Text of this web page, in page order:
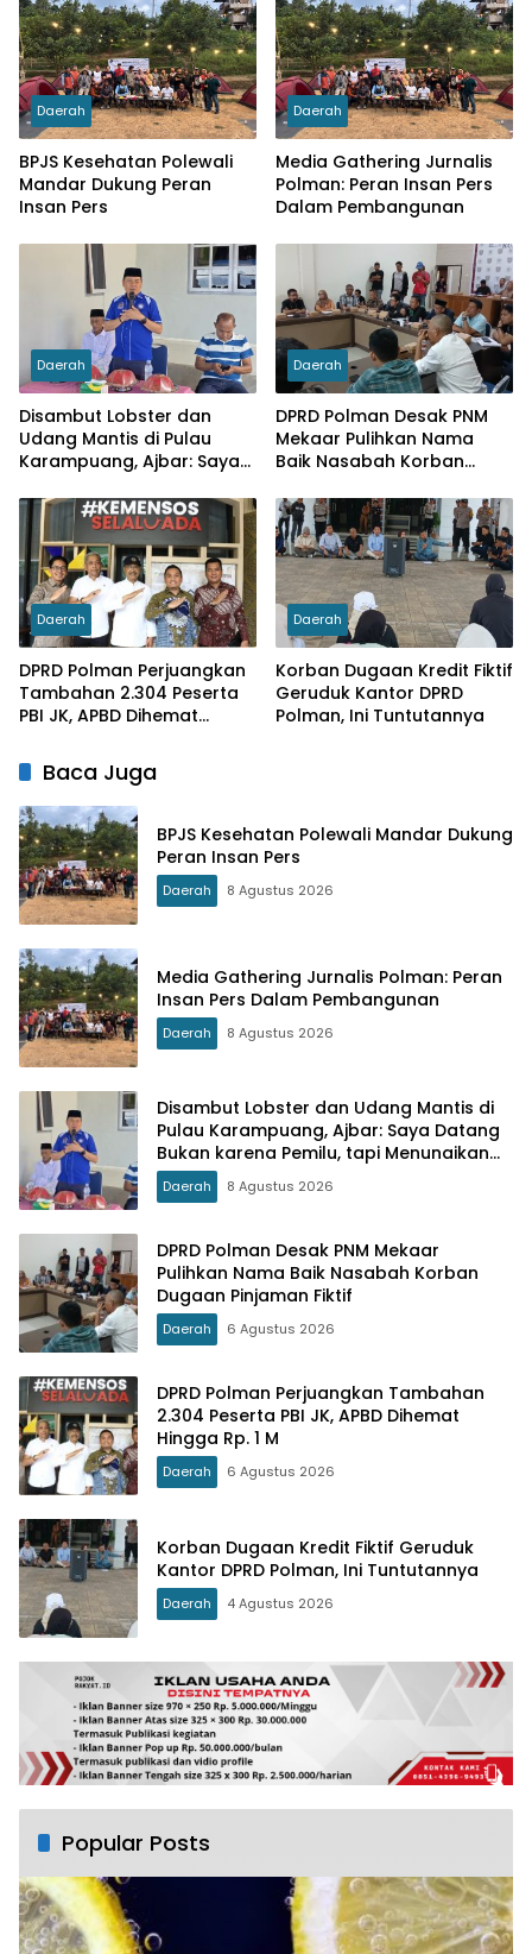
Daerah
BPJS Kesehatan Polewali
Mandar Dukung Peran
Insan Pers
Daerah
Media Gathering Jurnalis
Polman: Peran Insan Pers
Dalam Pembangunan
Daerah
Disambut Lobster dan
Udang Mantis di Pulau
Karampuang, Ajbar: Saya
Pemilu, tapi Menunaikan
Tanggung Jawab Moral
Daerah
DPRD Polman Desak PNM
Mekaar Pulihkan Nama
Baik Nasabah Korban
Daerah
DPRD Polman Perjuangkan
Tambahan 2.304 Peserta
PBI JK, APBD Dihemat
Daerah
Korban Dugaan Kredit Fiktif
Geruduk Kantor DPRD
Polman, Ini Tuntutannya
Baca Juga
BPJS Kesehatan Polewali Mandar Dukung
Peran Insan Pers
Daerah 8 Agustus 2026
Media Gathering Jurnalis Polman: Peran
Insan Pers Dalam Pembangunan
Daerah 8 Agustus 2026
Disambut Lobster dan Udang Mantis di
Pulau Karampuang, Ajbar: Saya Datang
Bukan karena Pemilu, tapi Menunaikan
Tanggung Jawab Moral
Daerah 8 Agustus 2026
DPRD Polman Desak PNM Mekaar
Pulihkan Nama Baik Nasabah Korban
Dugaan Pinjaman Fiktif
Daerah 6 Agustus 2026
DPRD Polman Perjuangkan Tambahan
2.304 Peserta PBI JK, APBD Dihemat
Hingga Rp. 1 M
Daerah 6 Agustus 2026
Korban Dugaan Kredit Fiktif Geruduk
Kantor DPRD Polman, Ini Tuntutannya
Daerah 4 Agustus 2026
Popular Posts